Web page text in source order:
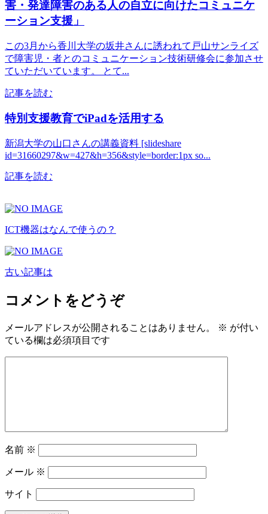
害・発達障害のある人の自立に向けたコミュニケ
ーション支援」
この3月から香川大学の坂井さんに誘われて戸山サンライズ
で障害児・者とのコミュニケーション技術研修会に参加させ
ていただいています。 とて...
記事を読む
特別支援教育でiPadを活用する
新潟大学の山口さんの講義資料 [slideshare
id=31660297&w=427&h=356&style=border:1px so...
記事を読む
ICT機器はなんで使うの？
古い記事は
コメントをどうぞ
メールアドレスが公開されることはありません。 ※ が付い
ている欄は必須項目です
名前 ※
メール ※
サイト